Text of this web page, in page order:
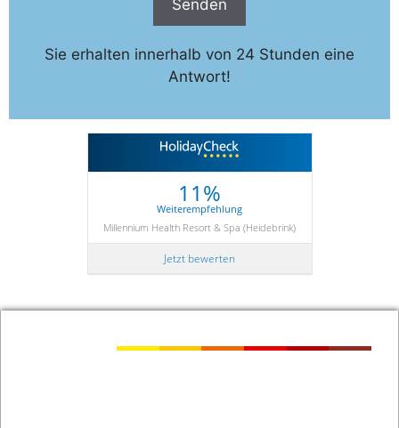
Sie erhalten innerhalb von 24 Stunden eine
Antwort!
11%
Weiterempfehlung
Millennium Health Resort & Spa (Heidebrink)
Jetzt bewerten